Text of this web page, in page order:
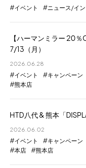
イベント ニュース/イ
【ハーマンミラー 20
7/13（月）
2026.06.28
イベント キャンペーン
熊本店
HTD八代 & 熊本「
2026.06.02
イベント キャンペーン
本店
熊本店